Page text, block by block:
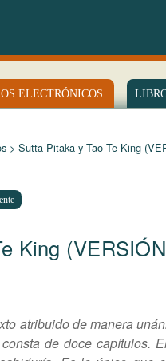
ELECTRÓNICOS
> Sutta Pitaka y Tao Te King
King
atribuido de manera
de doce capítulos.